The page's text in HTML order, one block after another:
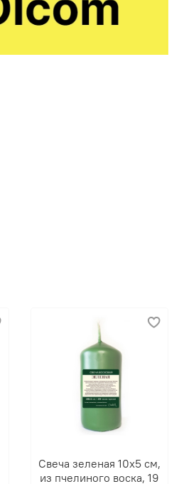
Свеча зеленая 10х5 см,
из пчелиного воска, 19